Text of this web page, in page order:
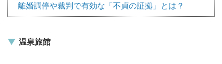
離婚調停や裁判で有効な「不貞の証拠」とは？
温泉旅館